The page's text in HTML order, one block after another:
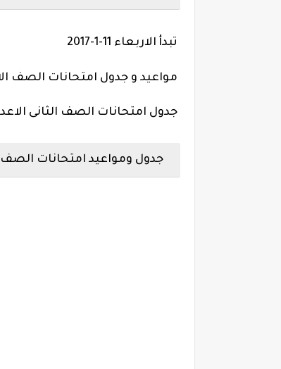
تبدأ الاربعاء 11-1-2017
مواعيد و جدول امتحانات الصف الاول
جدول امتحانات الصف الثانى الاعدادى
جدول ومواعيد امتحانات الصف